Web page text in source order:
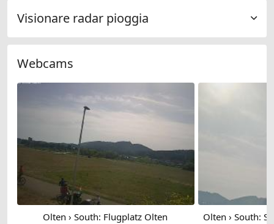
Visionare radar pioggia
Webcams
Olten › South: Flugplatz Olten